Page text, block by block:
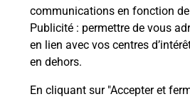
communications en fonction
Publicité : permettre de vous
en lien avec vos centres
en dehors.
En cliquant sur "Accepter et
3 Route De Signy Le Petit
08380 Tarzy